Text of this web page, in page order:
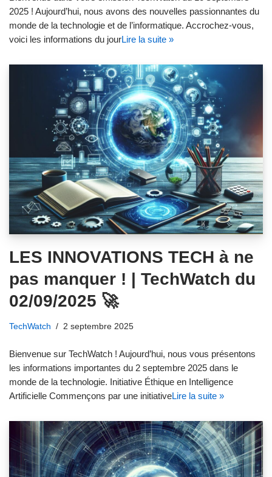
2025 ! Aujourd’hui, nous avons des nouvelles passionnantes du
monde de la technologie et de l’informatique. Accrochez-vous,
voici les informations du jourLire la suite »
LES INNOVATIONS TECH à ne
pas manquer ! | TechWatch du
02/09/2025 🚀
TechWatch 2 septembre 2025
Bienvenue sur TechWatch ! Aujourd’hui, nous vous présentons
les informations importantes du 2 septembre 2025 dans le
monde de la technologie. Initiative Éthique en Intelligence
Artificielle Commençons par une initiativeLire la suite »